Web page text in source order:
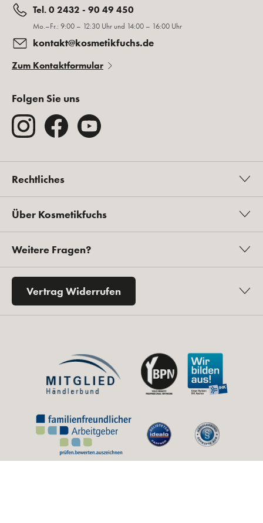
Tel. 0 2432 - 90 49 450
Mo.–Fr.: 9:00 – 12:30 Uhr und 14:00 – 16:00 Uhr
kontakt@kosmetikfuchs.de
Zum Kontaktformular
Folgen Sie uns
Rechtliches
Über Kosmetikfuchs
Weitere Fragen?
Vertrag Widerrufen